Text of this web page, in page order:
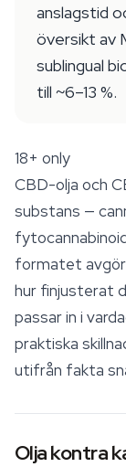
anslagstid
översikt av
sublingual
till ~6–13 %.
18+ only
CBD-olja och
substans —
formatet avgör
hur finjusterat
passar in i
praktiska
utifrån fakta
Olja kontra